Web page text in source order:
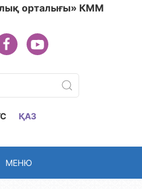
орталығы» КММ
ҚАЗ
МЕНЮ